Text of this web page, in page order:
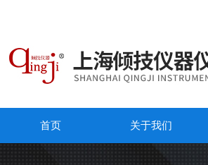
首页 关于我们